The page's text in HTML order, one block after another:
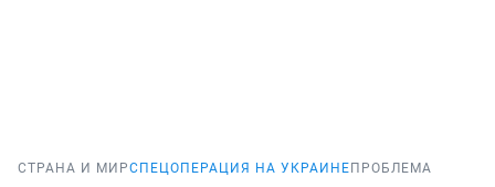
СТРАНА И МИРСПЕЦОПЕРАЦИЯ НА УКРАИНЕ ПРОБЛЕМА